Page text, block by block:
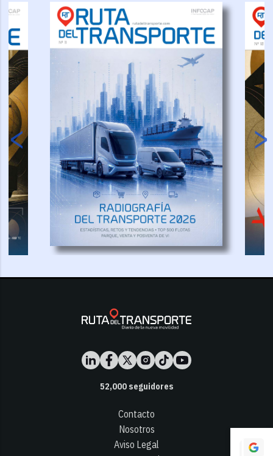
52,000seguidores
Contacto
Nosotros
Aviso Legal